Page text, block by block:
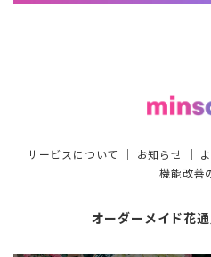
サービスについて ｜ お知らせ ｜
機能改善
オーダーメイド花